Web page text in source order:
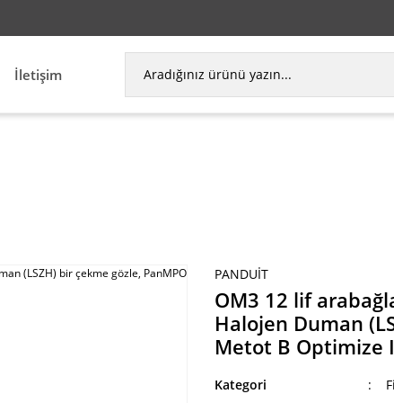
İletişim
PANDUIT
OM3 12 lif
Halojen Duman
Metot B Optimize
Kategori